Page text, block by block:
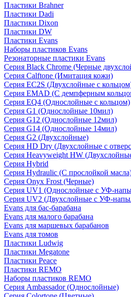
Пластики Brahner
Пластики Dadi
Пластики Dixon
Пластики DW
Пластики Evans
Наборы пластиков Evans
Резонаторные пластики Evans
Серия Black Chrome (Черные
Серия Calftone (Имитация кожи)
Серия EC2S (Двухслойные с
Серия EMAD (С демпферным
Серия EQ4 (Однослойные с кольцом)
Серия G1 (Однослойные 10мил)
Серия G12 (Однослойные 12мил)
Серия G14 (Однослойные 14мил)
Серия G2 (Двухслойные)
Серия HD Dry (Двухслойные с
Серия Heavyweight HW
Серия Hybrid
Серия Hydraulic (С прослойкой
Серия Onyx Frost (Черные)
Серия UV1 (Однослойные с УФ-
Серия UV2 (Двухслойные с УФ-
Evans для бас-барабана
Evans для малого барабана
Evans для маршевых барабанов
Evans для томов
Пластики Ludwig
Пластики Megatone
Пластики Peace
Пластики REMO
Наборы пластиков REMO
Серия Ambassador (Однослойные)